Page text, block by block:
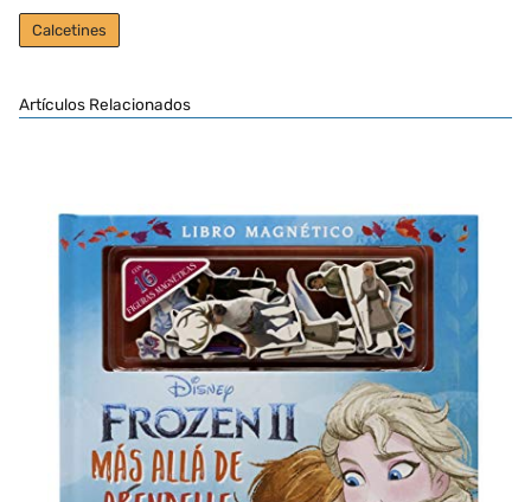
Calcetines
Artículos Relacionados